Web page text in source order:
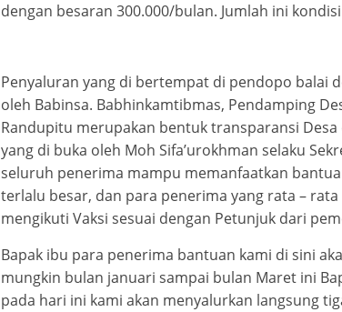
dengan besaran 300.000/bulan. Jumlah ini
Penyaluran yang di bertempat di pendopo balai
oleh Babinsa. Babhinkamtibmas, Pendamping
Randupitu merupakan bentuk transparansi Desa
yang di buka oleh Moh Sifa’urokhman selaku
seluruh penerima mampu memanfaatkan
terlalu besar, dan para penerima yang rata –
mengikuti Vaksi sesuai dengan Petunjuk dari
Bapak ibu para penerima bantuan kami di sini
mungkin bulan januari sampai bulan Maret ini
pada hari ini kami akan menyalurkan langsung